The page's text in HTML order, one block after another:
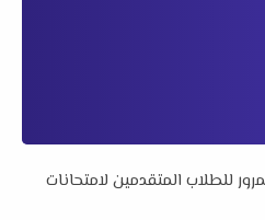
للطلاب المتقدمين لامتحانات